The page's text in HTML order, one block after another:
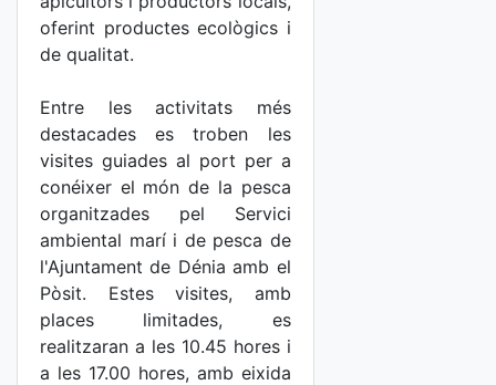
oferint productes ecològics i
de qualitat.
Entre les activitats més
destacades es troben les
visites guiades al port per a
conéixer el món de la pesca
organitzades pel Servici
ambiental marí i de pesca de
l'Ajuntament de Dénia amb el
Pòsit. Estes visites, amb
places limitades, es
realitzaran a les 10.45 hores i
a les 17.00 hores, amb eixida